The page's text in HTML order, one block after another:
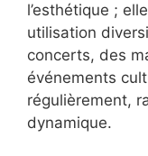
l’esthétique ;
utilisation
concerts, des
événements
régulièrement,
dynamique.